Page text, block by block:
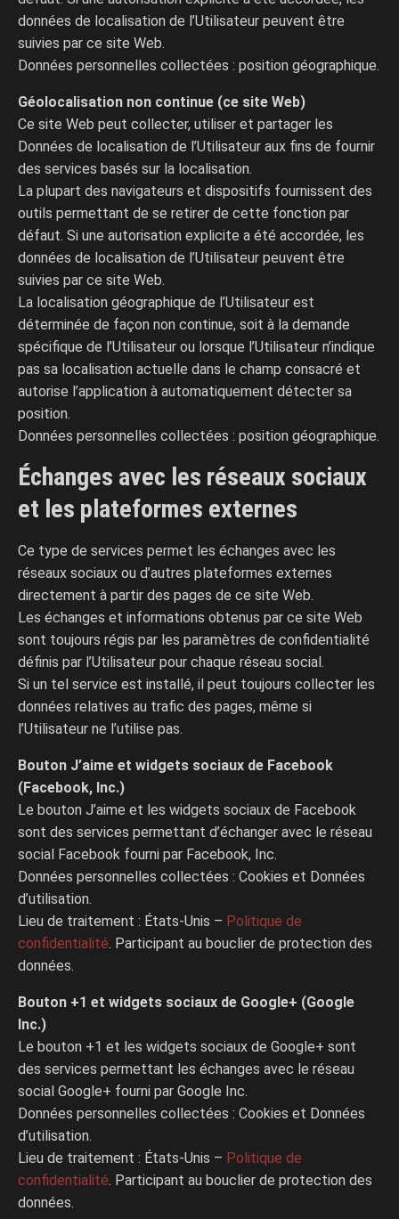
données de localisation de l’Utilisateur peuvent être
suivies par ce site Web.
Données personnelles collectées : position géographique.
Géolocalisation non continue (ce site Web)
Ce site Web peut collecter, utiliser et partager les
Données de localisation de l’Utilisateur aux fins de fournir
des services basés sur la localisation.
La plupart des navigateurs et dispositifs fournissent des
outils permettant de se retirer de cette fonction par
défaut. Si une autorisation explicite a été accordée, les
données de localisation de l’Utilisateur peuvent être
suivies par ce site Web.
La localisation géographique de l’Utilisateur est
déterminée de façon non continue, soit à la demande
spécifique de l’Utilisateur ou lorsque l’Utilisateur n’indique
pas sa localisation actuelle dans le champ consacré et
autorise l’application à automatiquement détecter sa
position.
Données personnelles collectées : position géographique.
Échanges avec les réseaux sociaux
et les plateformes externes
Ce type de services permet les échanges avec les
réseaux sociaux ou d’autres plateformes externes
directement à partir des pages de ce site Web.
Les échanges et informations obtenus par ce site Web
sont toujours régis par les paramètres de confidentialité
définis par l’Utilisateur pour chaque réseau social.
Si un tel service est installé, il peut toujours collecter les
données relatives au trafic des pages, même si
l’Utilisateur ne l’utilise pas.
Bouton J’aime et widgets sociaux de Facebook
(Facebook, Inc.)
Le bouton J’aime et les widgets sociaux de Facebook
sont des services permettant d’échanger avec le réseau
social Facebook fourni par Facebook, Inc.
Données personnelles collectées : Cookies et Données
d’utilisation.
Lieu de traitement : États-Unis – Politique de
confidentialité. Participant au bouclier de protection des
données.
Bouton +1 et widgets sociaux de Google+ (Google
Inc.)
Le bouton +1 et les widgets sociaux de Google+ sont
des services permettant les échanges avec le réseau
social Google+ fourni par Google Inc.
Données personnelles collectées : Cookies et Données
d’utilisation.
Lieu de traitement : États-Unis – Politique de
confidentialité. Participant au bouclier de protection des
données.